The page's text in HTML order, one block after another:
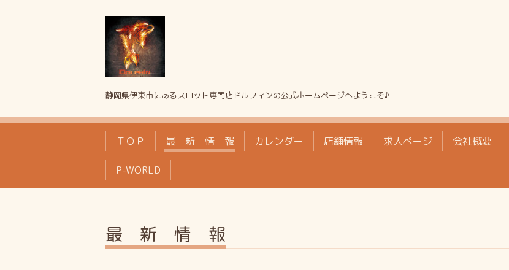
静岡県伊東市にあるスロット専門店ドルフィンの公式ホームページへようこそ♪
ＴＯＰ 最 新 情 報 カレンダー 店舗情報 求人ページ 会社概要
P-WORLD
最 新 情 報